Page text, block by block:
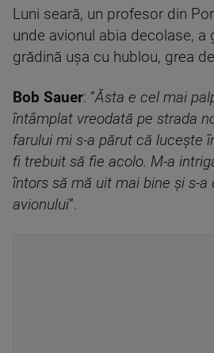
Luni seară, un profesor din
unde avionul abia decolase, a
grădină uşa cu hublou, grea
Bob Sauer: ”Ăsta e cel mai
întâmplat vreodată pe strada
farului mi s-a părut că lucește
fi trebuit să fie acolo. M-a
întors să mă uit mai bine și s-a
avionului”.